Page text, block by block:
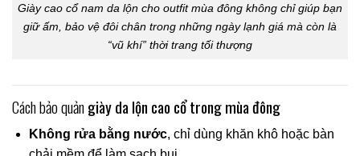
Giày cao cổ nam da lộn cho outfit mùa đông không chỉ giúp bạn
giữ ấm, bảo vệ đôi chân trong những ngày lạnh giá mà còn là
“vũ khí” thời trang tối thượng
Cách bảo quảngiày da lộn cao cổ trong mùa đông
Không rửa bằng nước, chỉ dùng khăn khô hoặc bàn